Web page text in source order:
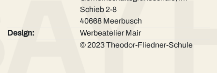
Schieb 2-8
40668 Meerbusch
Design:
Werbeatelier Mair
© 2023 Theodor-Fliedner-Schule